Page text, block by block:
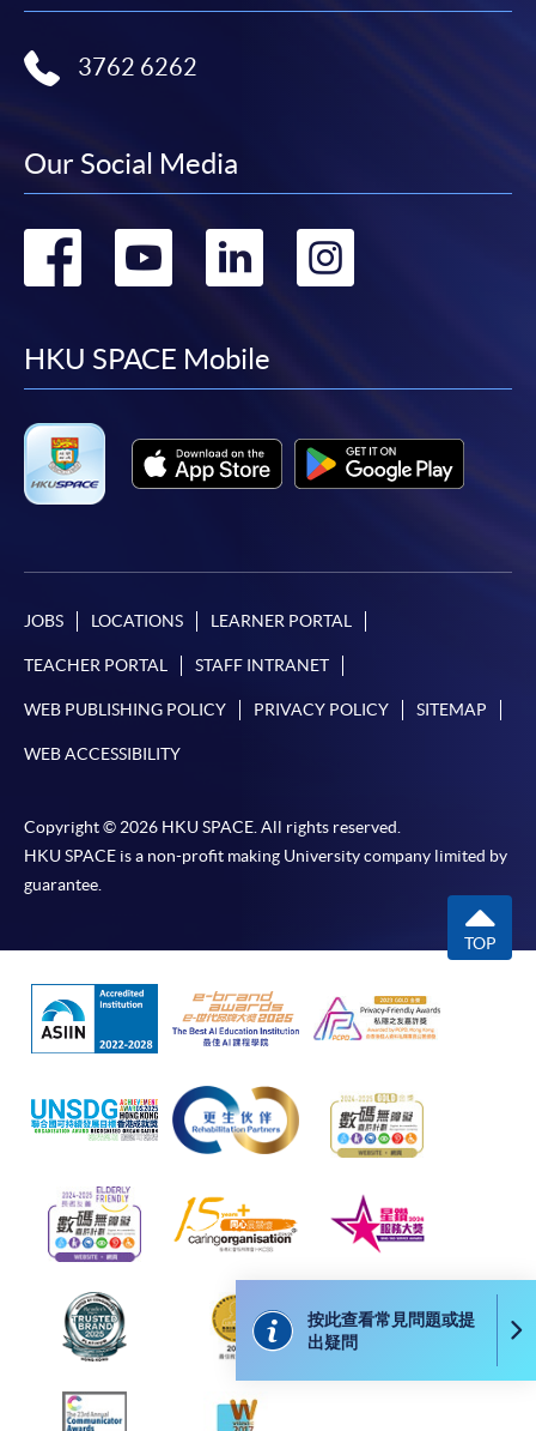
個別課程為須報讀同一學歷頒授課程及其他單元或繳
交下期學費的學員，提供網上服務，如學員就讀的課
程設有此服務，課程負責人會通知學員有關程序。
網上支付可通過「繳費靈」(PPS) (不適用於手機)、
Pay) 、「支付寶」(Online Alipay) 或 「轉數快」(FPS)
繳付學費。
親身報名/郵遞
凡以「先到先得」為取錄方式的課程，請填妥
SF26報名表，親往報名中心或以郵遞方式連同學
[下載報名表SF26
表可向報名中心或有關課程負責人索取。填妥申請
表格後，請連同報名費/學費以及所需證明文件親
往報名中心或以郵遞方式遞交。
報讀同一學歷頒授課程內其他單元
​學院為學歷頒授課程特設「註冊及學費通知」，適
課程負責人會為學員送上「註冊及學費通知」
心或以郵遞方式，遞交「通知」及繳交所需費用。
有關繳費詳情，請參閱
。如對報名程序有任
何疑問，請詳閱個別課程資料，或聯絡有關課程負責
人或報名中心。
課程/科目報名注意事項:
按此查看常見問題或提
出疑問
折
3762 6262
Our Social Media
Go
facebook
Go
youtube
Go
linkedin
Go
HKU SPACE Mobile
JOBS LOCATIONS LEARNER PORTAL
TEACHER PORTAL STAFF INTRANET
WEB PUBLISHING POLICY PRIVACY POLICY SITEMAP
WEB ACCESSIBILITY
Copyright © 2026 HKU SPACE. All rights reserved.
HKU SPACE is a non-profit making University company limited by
guarantee.
TOP